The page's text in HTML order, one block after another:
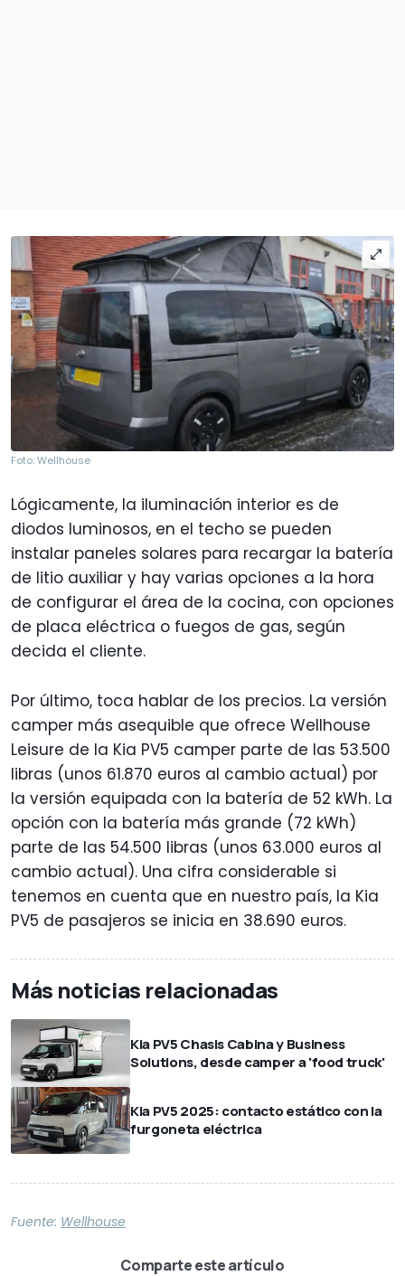
Foto: Wellhouse
Lógicamente, la iluminación interior es de
diodos luminosos, en el techo se pueden
instalar paneles solares para recargar la batería
de litio auxiliar y hay varias opciones a la hora
de configurar el área de la cocina, con opciones
de placa eléctrica o fuegos de gas, según
decida el cliente.
Por último, toca hablar de los precios. La versión
camper más asequible que ofrece Wellhouse
Leisure de la Kia PV5 camper parte de las 53.500
libras (unos 61.870 euros al cambio actual) por
la versión equipada con la batería de 52 kWh. La
opción con la batería más grande (72 kWh)
parte de las 54.500 libras (unos 63.000 euros al
cambio actual). Una cifra considerable si
tenemos en cuenta que en nuestro país, la Kia
PV5 de pasajeros se inicia en 38.690 euros.
Más noticias relacionadas
Kia PV5 Chasis Cabina y Business
Solutions, desde camper a 'food truck'
Kia PV5 2025: contacto estático con la
furgoneta eléctrica
Fuente: Wellhouse
Comparte este artículo